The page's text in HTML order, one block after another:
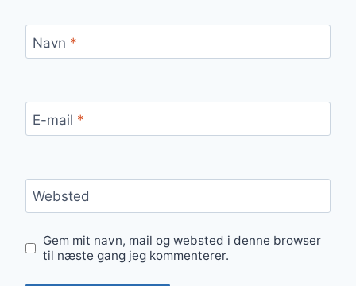
Navn *
E-mail *
Websted
Gem mit navn, mail og websted i denne browser
til næste gang jeg kommenterer.